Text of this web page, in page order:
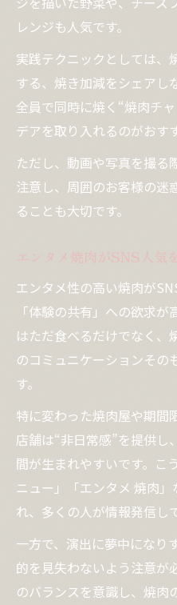
レンジも人気です。
実践テクニックとしては、
する、焼き加減をシェアし
全員で同時に焼く“焼肉チ
デアを取り入れるのがおす
ただし、動画や写真を撮る
注意し、周囲のお客様の迷
ることも大切です。
エンタメ焼肉がSNS人気
エンタメ性の高い焼肉が
「体験の共有」への欲求
はただ食べるだけでなく、
のコミュニケーションその
す。
特に変わった焼肉屋や期間
店舗は“非日常感”を提供
間が生まれやすいです。こ
ニュー」「エンタメ 焼肉
れ、多くの人が情報発信し
一方で、演出に夢中になり
的を見失わないよう注意が
のバランスを意識し、焼肉